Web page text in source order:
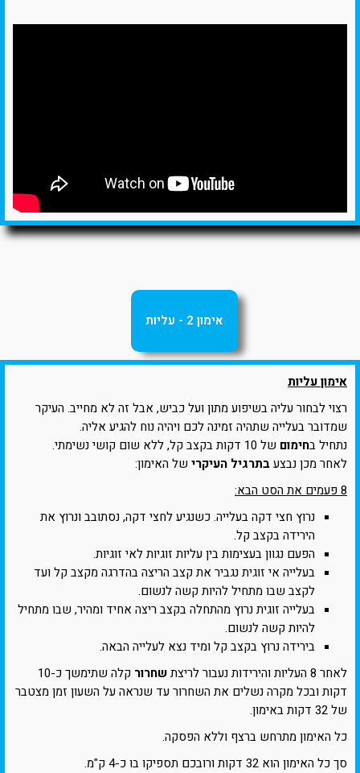
אימון 2 - עליות
אימון עליות
רצוי לבחור עליה בשיפוע מתון ועל כביש, אבל זה לא מחייב. העיקר
שמדובר בעלייה שתהיה זמינה לכם ויהיה נוח להגיע אליה.
נתחיל בחימום של 10 דקות בקצב קל, ללא שום קושי נשימתי.
לאחר מכן נבצעבתרגיל העיקרי של האימון:
8 פעמים את הסט הבא:
נרוץ חצי דקה בעלייה. כשנגיע לחצי דקה, נסתובב ונרוץ את
הירידה בקצב קל.
הפעם נגוון בעצימות בין עליות זוגיות לאי זוגיות.
בעלייה אי זוגית נגביר את קצב הריצה בהדרגה מקצב קל ועד
לקצב שבו מתחיל להיות קשה לנשום.
בעלייה זוגית נרוץ מהתחלה בקצב ריצה אחיד ומהיר, שבו מתחיל
להיות קשה לנשום.
בירידה נרוץ בקצב קל ומיד נצא לעלייה הבאה.
לאחר 8 העליות והירידות נעבור לריצת
שחרור
קלה שתימשך כ-10
דקות ובכל מקרה נשלים את השחרור עד שנראה על השעון זמן מצטבר
של 32 דקות באימון.
כל האימון מתרחש ברצף וללא הפסקה.
סך כל האימון הוא 32 דקות ורובכם תספיקו בו כ-4 ק"מ.